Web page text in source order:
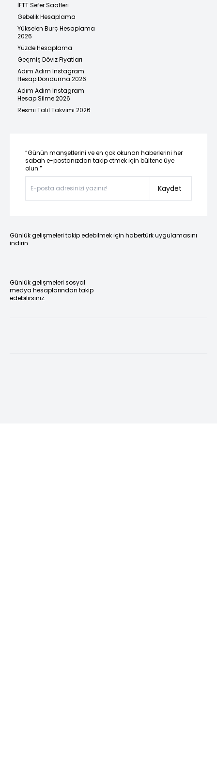
İETT Sefer Saatleri
Gebelik Hesaplama
Yükselen Burç Hesaplama
2026
Yüzde Hesaplama
Geçmiş Döviz Fiyatları
Adım Adım Instagram
Hesap Dondurma 2026
Adım Adım Instagram
Hesap Silme 2026
Resmi Tatil Takvimi 2026
“Günün manşetlerini ve en çok okunan haberlerini her
sabah e-postanızdan takip etmek için bültene üye
olun.”
Kaydet
Günlük gelişmeleri takip edebilmek için habertürk uygulamasını
indirin
Günlük gelişmeleri sosyal
medya hesaplarından takip
edebilirsiniz.